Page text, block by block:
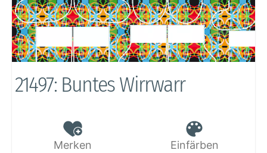
21497: Buntes Wirrwarr
Merken Einfärben